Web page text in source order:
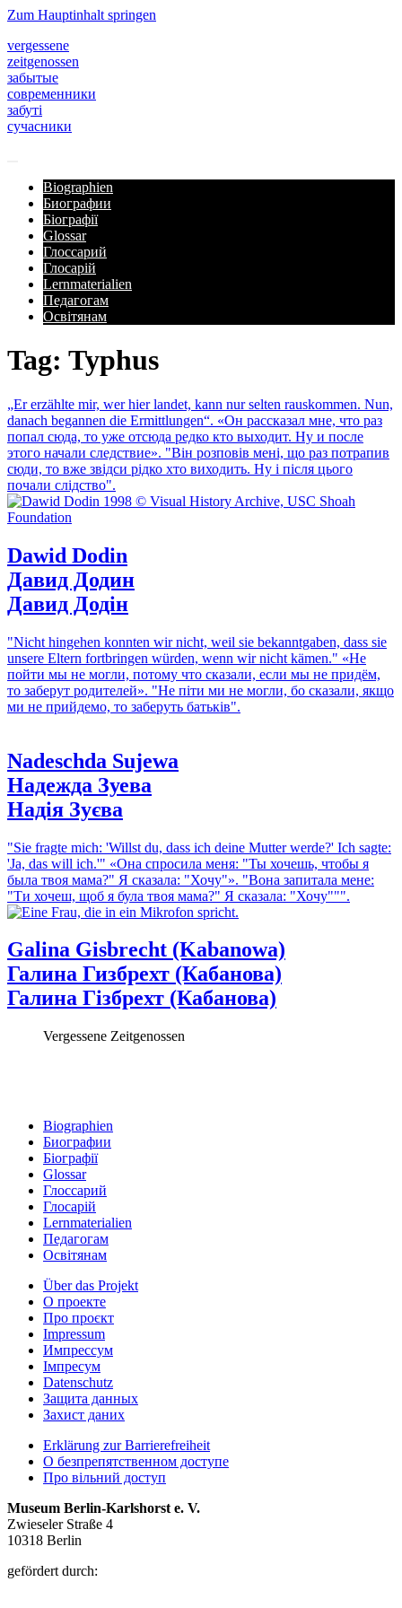
Zum Hauptinhalt springen
vergessene
zeitgenossen
забытые
современники
забуті
сучасники
Biographien
Биографии
Біографії
Glossar
Глоссарий
Глосарій
Lernmaterialien
Педагогам
Освітянам
Tag: Typhus
„Er erzählte mir, wer hier landet, kann nur selten rauskommen. Nun,
danach begannen die Ermittlungen“. «Он рассказал мне, что раз
попал сюда, то уже отсюда редко кто выходит. Ну и после
этого начали следствие». "Він розповів мені, що раз потрапив
сюди, то вже звідси рідко хто виходить. Ну і після цього
почали слідство".
Dawid Dodin
Давид Додин
Давид Додін
"Nicht hingehen konnten wir nicht, weil sie bekanntgaben, dass sie
unsere Eltern fortbringen würden, wenn wir nicht kämen." «Не
пойти мы не могли, потому что сказали, если мы не придём,
то заберут родителей». "Не піти ми не могли, бо сказали, якщо
ми не прийдемо, то заберуть батьків".
Nadeschda Sujewa
Надежда Зуева
Надія Зуєва
"Sie fragte mich: 'Willst du, dass ich deine Mutter werde?' Ich sagte:
'Ja, das will ich.'" «Она спросила меня: "Ты хочешь, чтобы я
была твоя мама?" Я сказала: "Хочу"». "Вона запитала мене:
"Ти хочеш, щоб я була твоя мама?" Я сказала: "Хочу""".
Galina Gisbrecht (Kabanowa)
Галина Гизбрехт (Кабанова)
Галина Гізбрехт (Кабанова)
Vergessene Zeitgenossen
Biographien
Биографии
Біографії
Glossar
Глоссарий
Глосарій
Lernmaterialien
Педагогам
Освітянам
Über das Projekt
О проекте
Про проєкт
Impressum
Импрессум
Iмпресум
Datenschutz
Защита данных
Захист даних
Erklärung zur Barrierefreiheit
О безпрепятственном доступе
Про вільний доступ
Museum Berlin-Karlshorst e. V.
Zwieseler Straße 4
10318 Berlin
gefördert durch: